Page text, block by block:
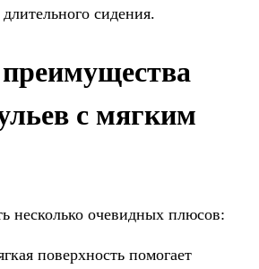
сидения.
с мягким
несколько очевидных плюсов:
поверхность помогает